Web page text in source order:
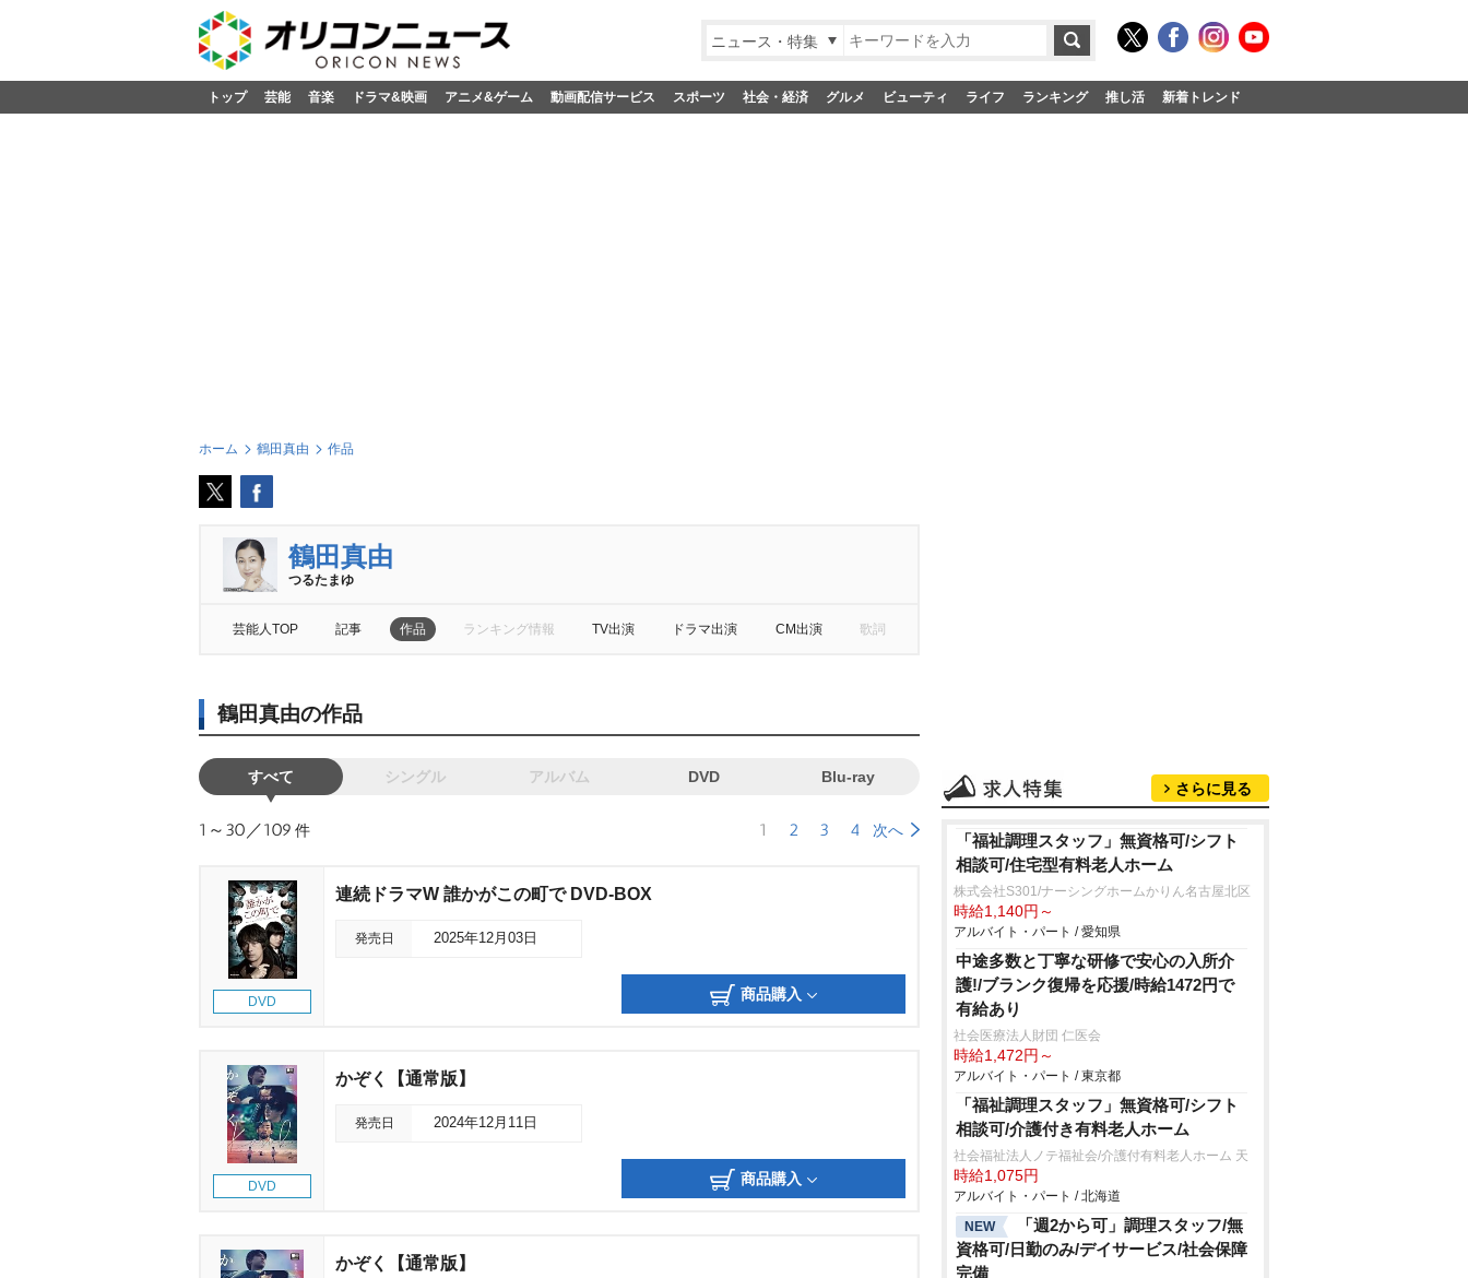
ニュース・特集
トップ 芸能 音楽 ドラマ&映画 アニメ&ゲーム 動画配信サービス スポーツ 社会・経済 グルメ ビューティ ライフ ランキング 推し活 新着トレンド
ホーム 鶴田真由 作品
鶴田真由
つるたまゆ
芸能人TOP 記事 作品 ランキング情報 TV出演 ドラマ出演 CM出演 歌詞
鶴田真由の作品
すべて シングル アルバム DVD Blu-ray
1～30／109 件 1 2 3 4 次へ
DVD
連続ドラマW 誰かがこの町で DVD-BOX
発売日 2025年12月03日
商品購入
DVD
かぞく【通常版】
発売日 2024年12月11日
商品購入
かぞく【通常版】
さらに見る
「福祉調理スタッフ」無資格可/シフト
相談可/住宅型有料老人ホーム
株式会社S301/ナーシングホームかりん名古屋北区
時給1,140円～
アルバイト・パート / 愛知県
中途多数と丁寧な研修で安心の入所介
護!/ブランク復帰を応援/時給1472円で
有給あり
社会医療法人財団 仁医会
時給1,472円～
アルバイト・パート / 東京都
「福祉調理スタッフ」無資格可/シフト
相談可/介護付き有料老人ホーム
社会福祉法人ノテ福祉会/介護付有料老人ホーム 天
時給1,075円
アルバイト・パート / 北海道
NEW
「週2から可」調理スタッフ/無
資格可/日勤のみ/デイサービス/社会保障
完備